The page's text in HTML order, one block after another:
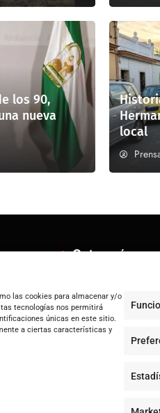
las cookies para almacenar y/o
tecnologías nos permitirá
únicas en este sitio.
a ciertas características y
los 90,
nueva
local
de
Categorías
Dos Hermanas
Sevilla
Andalucía